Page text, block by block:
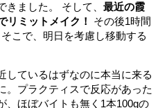
ました。 そして、 最近の霞
リミットメイク！
その後1時間
こで、明日を考慮し移動する
しているはずなのに本当に来る
。プラクティスで反応があった
、ほぼバイトも無く1本100gの